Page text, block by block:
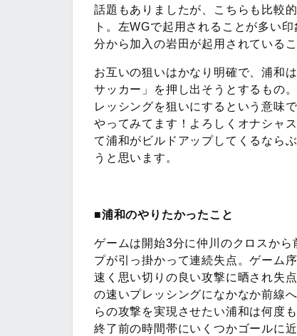
話題もありましたが、こちらも比較
ト。左WGで起用されることが多い
分から加入の岩田が起用されている
お互いの狙いはかなり明確で、浦和
サッカー」を押し出そうとするもの
レッシングを狙いにするという意味
やってみてます！よろしくオナシャ
て浦和がビルドアップしてくるなら
うと思います。
■浦和のやりたかったこと
ゲームは開始3分に仲川のクロスか
プが引っ掛かって連続失点。ゲーム
速く思い切りの良い攻撃に晒され失
の速いプレッシングになかなか前線
らの攻撃を実現させたい浦和は何度
終了前の時間帯にいくつかゴールに